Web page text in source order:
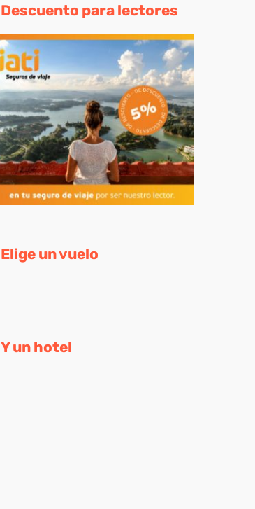
Descuento para lectores
Elige un vuelo
Y un hotel